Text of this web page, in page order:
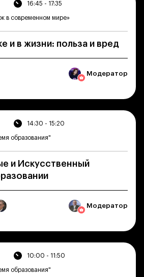
16:45 - 17:35
в современном мире»
и в жизни: польза и вред
Модератор
14:30 - 15:20
образования"
и Искусственный
Модератор
10:00 - 11:50
образования"